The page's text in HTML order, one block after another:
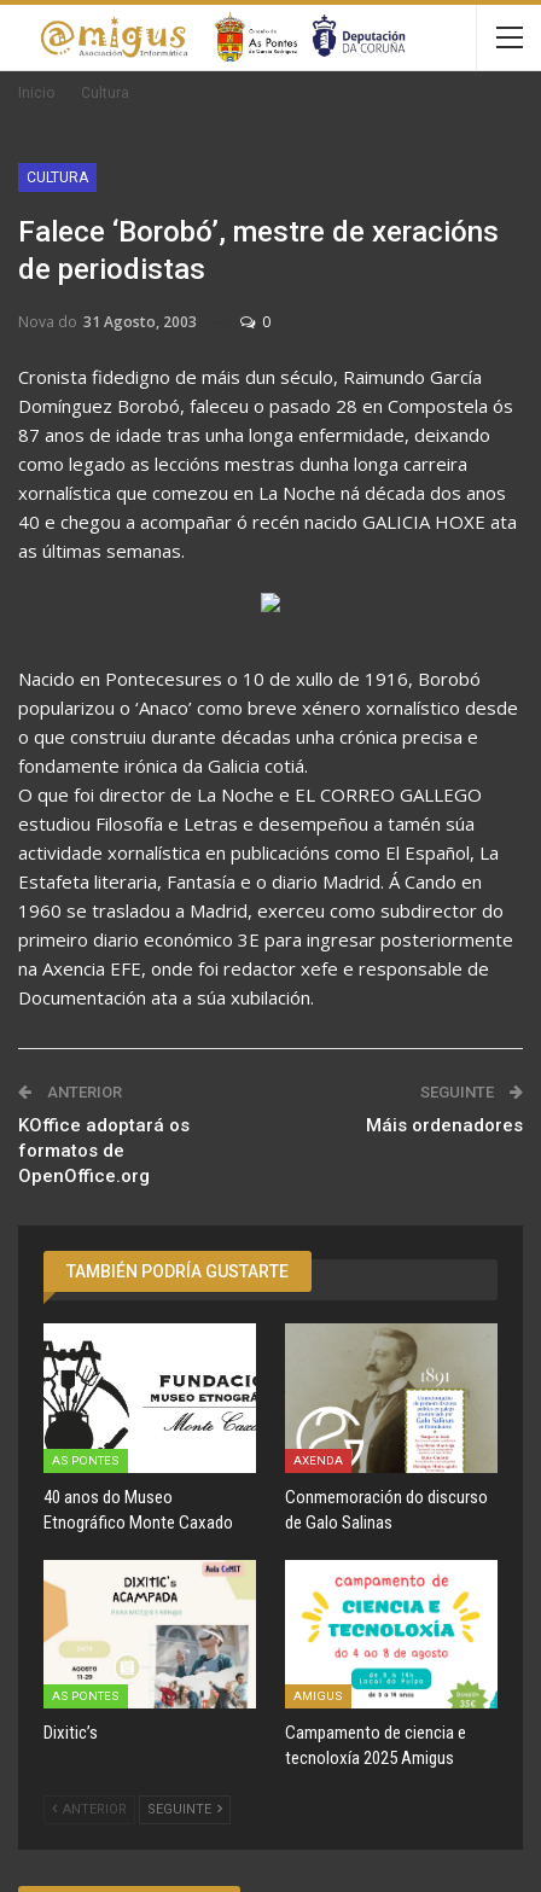
Inicio Cultura
CULTURA
Falece ‘Borobó’, mestre de xeracións
de periodistas
Nova do 31 Agosto, 2003 0
Cronista fidedigno de máis dun século, Raimundo García
Domínguez Borobó, faleceu o pasado 28 en Compostela ós
87 anos de idade tras unha longa enfermidade, deixando
como legado as leccións mestras dunha longa carreira
xornalística que comezou en La Noche ná década dos anos
40 e chegou a acompañar ó recén nacido GALICIA HOXE ata
as últimas semanas.
Nacido en Pontecesures o 10 de xullo de 1916, Borobó
popularizou o ‘Anaco’ como breve xénero xornalístico desde
o que construiu durante décadas unha crónica precisa e
fondamente irónica da Galicia cotiá.
O que foi director de La Noche e EL CORREO GALLEGO
estudiou Filosofía e Letras e desempeñou a tamén súa
actividade xornalística en publicacións como El Español, La
Estafeta literaria, Fantasía e o diario Madrid. Á Cando en
1960 se trasladou a Madrid, exerceu como subdirector do
primeiro diario económico 3E para ingresar posteriormente
na Axencia EFE, onde foi redactor xefe e responsable de
Documentación ata a súa xubilación.
ANTERIOR
KOffice adoptará os
formatos de
OpenOffice.org
SEGUINTE
Máis ordenadores
TAMBIÉN PODRÍA GUSTARTE
AS PONTES
40 anos do Museo
Etnográfico Monte Caxado
AXENDA
Conmemoración do discurso
de Galo Salinas
AS PONTES
Dixitic’s
AMIGUS
Campamento de ciencia e
tecnoloxía 2025 Amigus
ANTERIOR SEGUINTE